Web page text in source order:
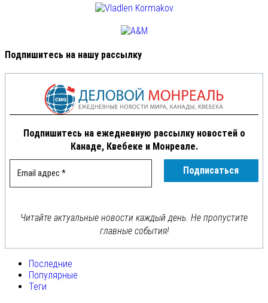
Подпишитесь на нашу рассылку
Подпишитесь на ежедневную рассылку новостей о
Канаде, Квебеке и Монреале.
Читайте актуальные новости каждый день. Не пропустите
главные события!
Последние
Популярные
Теги